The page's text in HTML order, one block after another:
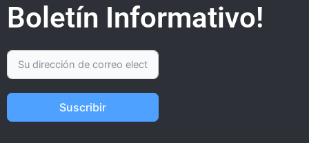
Boletín Informativo!
Suscribir